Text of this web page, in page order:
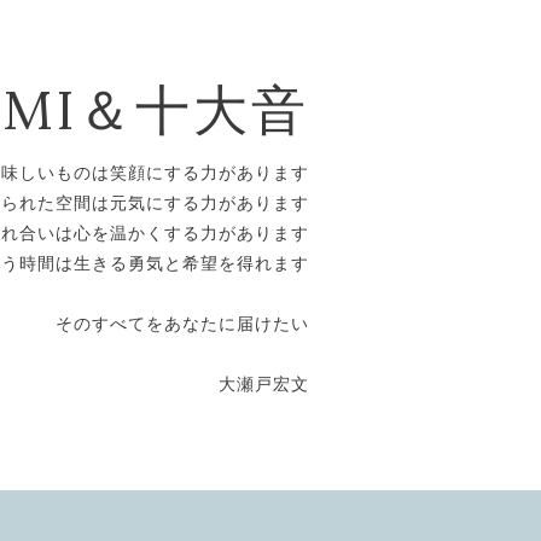
＆十大音
しいものは笑顔にする力があります
れた空間は元気にする力があります
合いは心を温かくする力があります
時間は生きる勇気と希望を得れます
そのすべてをあなたに届けたい
大瀬戸宏文